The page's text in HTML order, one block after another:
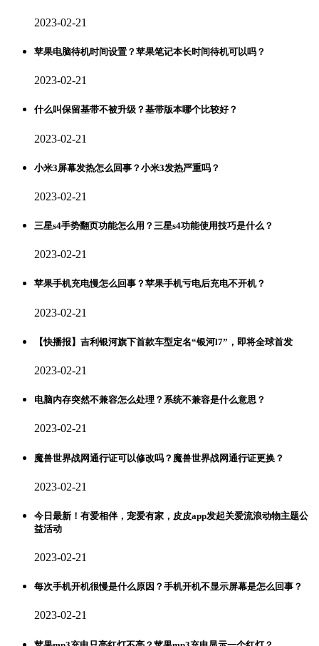
2023-02-21
苹果电脑待机时间设置？苹果笔记本长时间待机可以吗？
2023-02-21
什么叫保留基带不被升级？基带版本哪个比较好？
2023-02-21
小米3屏幕发热怎么回事？小米3发热严重吗？
2023-02-21
三星s4手势翻页功能怎么用？三星s4功能使用技巧是什么？
2023-02-21
苹果手机充电慢怎么回事？苹果手机亏电后充电不开机？
2023-02-21
【快播报】吉利银河旗下首款车型定名“银河l7”，即将全球首发
2023-02-21
电脑内存突然不兼容怎么处理？系统不兼容是什么意思？
2023-02-21
魔兽世界战网通行证可以修改吗？魔兽世界战网通行证更换？
2023-02-21
今日最新！有爱相伴，宠爱有家，皮皮app发起关爱流浪动物主题公
益活动
2023-02-21
每次手机开机很慢是什么原因？手机开机不显示屏幕是怎么回事？
2023-02-21